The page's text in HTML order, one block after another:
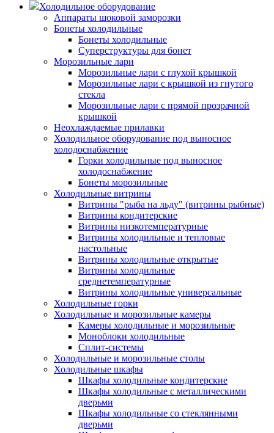
Холодильное оборудование
Аппараты шоковой заморозки
Бонеты холодильные
Бонеты холодильные
Суперструктуры для бонет
Морозильные лари
Морозильные лари с глухой крышкой
Морозильные лари с крышкой из гнутого
стекла
Морозильные лари с прямой прозрачной
крышкой
Неохлаждаемые прилавки
Холодильное оборудование под выносное
холодоснабжение
Горки холодильные под выносное
холодоснабжение
Бонеты морозильные
Холодильные витрины
Витрины "рыба на льду" (витрины рыбные)
Витрины кондитерские
Витрины низкотемпературные
Витрины холодильные и тепловые
настольные
Витрины холодильные открытые
Витрины холодильные
среднетемпературные
Витрины холодильные универсальные
Холодильные горки
Холодильные и морозильные камеры
Камеры холодильные и морозильные
Моноблоки холодильные
Сплит-системы
Холодильные и морозильные столы
Холодильные шкафы
Шкафы холодильные кондитерские
Шкафы холодильные с металлическими
дверьми
Шкафы холодильные со стеклянными
дверьми